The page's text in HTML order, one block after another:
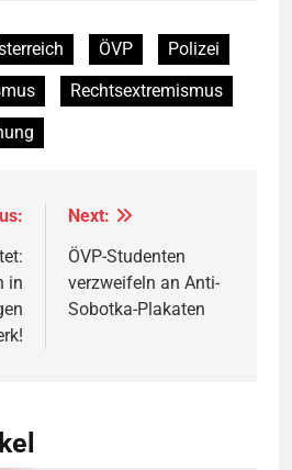
ÖVP
Polizei
Rechtsextremismus
in
Next:
ÖVP-Studenten
verzweifeln an Anti-
Sobotka-Plakaten